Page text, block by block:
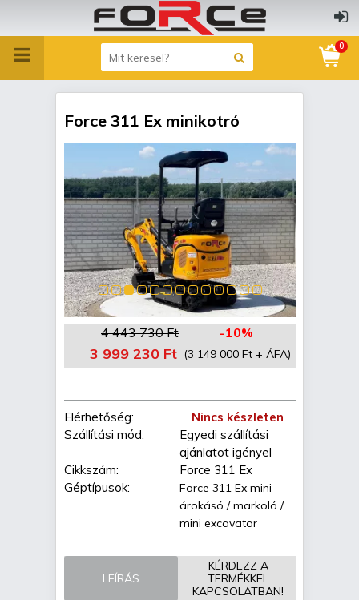
0
Force 311 Ex minikotró
4 443 730 Ft -10%
3 999 230 Ft (3 149 000 Ft + ÁFA)
Elérhetőség:
Nincs készleten
Szállítási mód:
Egyedi szállítási
ajánlatot igényel
Cikkszám:
Force 311 Ex
Géptípusok:
Force 311 Ex mini
árokásó / markoló /
mini excavator
LEÍRÁS
KÉRDEZZ A
TERMÉKKEL
KAPCSOLATBAN!